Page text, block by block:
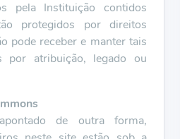
pela Instituição contidos
protegidos por direitos
pode receber e manter tais
por atribuição, legado ou
de outra forma,